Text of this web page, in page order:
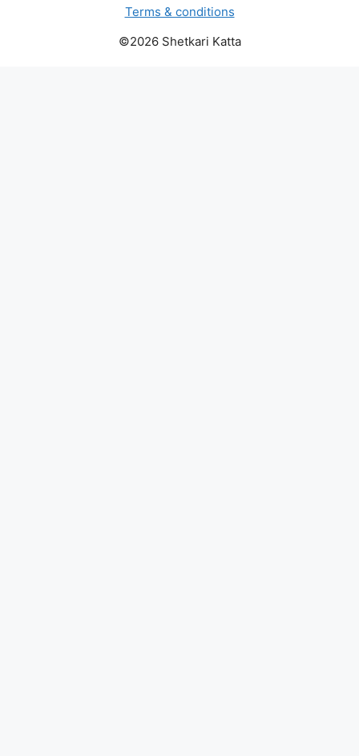
Terms & conditions
©2026 Shetkari Katta